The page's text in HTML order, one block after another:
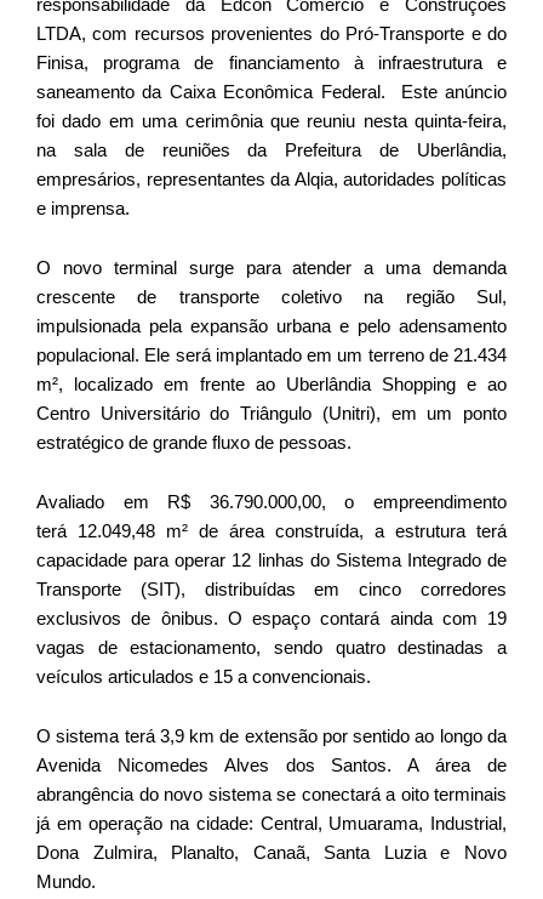
responsabilidade da Edcon Comércio e Construções
LTDA, com recursos provenientes do Pró-Transporte e do
Finisa, programa de financiamento à infraestrutura e
saneamento da Caixa Econômica Federal. Este anúncio
foi dado em uma cerimônia que reuniu nesta quinta-feira,
na sala de reuniões da Prefeitura de Uberlândia,
empresários, representantes da Alqia, autoridades políticas
e imprensa.
O novo terminal surge para atender a uma demanda
crescente de transporte coletivo na região Sul,
impulsionada pela expansão urbana e pelo adensamento
populacional. Ele será implantado em um terreno de 21.434
m², localizado em frente ao Uberlândia Shopping e ao
Centro Universitário do Triângulo (Unitri), em um ponto
estratégico de grande fluxo de pessoas.
Avaliado em R$ 36.790.000,00, o empreendimento
terá 12.049,48 m² de área construída, a estrutura terá
capacidade para operar 12 linhas do Sistema Integrado de
Transporte (SIT), distribuídas em cinco corredores
exclusivos de ônibus. O espaço contará ainda com 19
vagas de estacionamento, sendo quatro destinadas a
veículos articulados e 15 a convencionais.
O sistema terá 3,9 km de extensão por sentido ao longo da
Avenida Nicomedes Alves dos Santos. A área de
abrangência do novo sistema se conectará a oito terminais
já em operação na cidade: Central, Umuarama, Industrial,
Dona Zulmira, Planalto, Canaã, Santa Luzia e Novo
Mundo.